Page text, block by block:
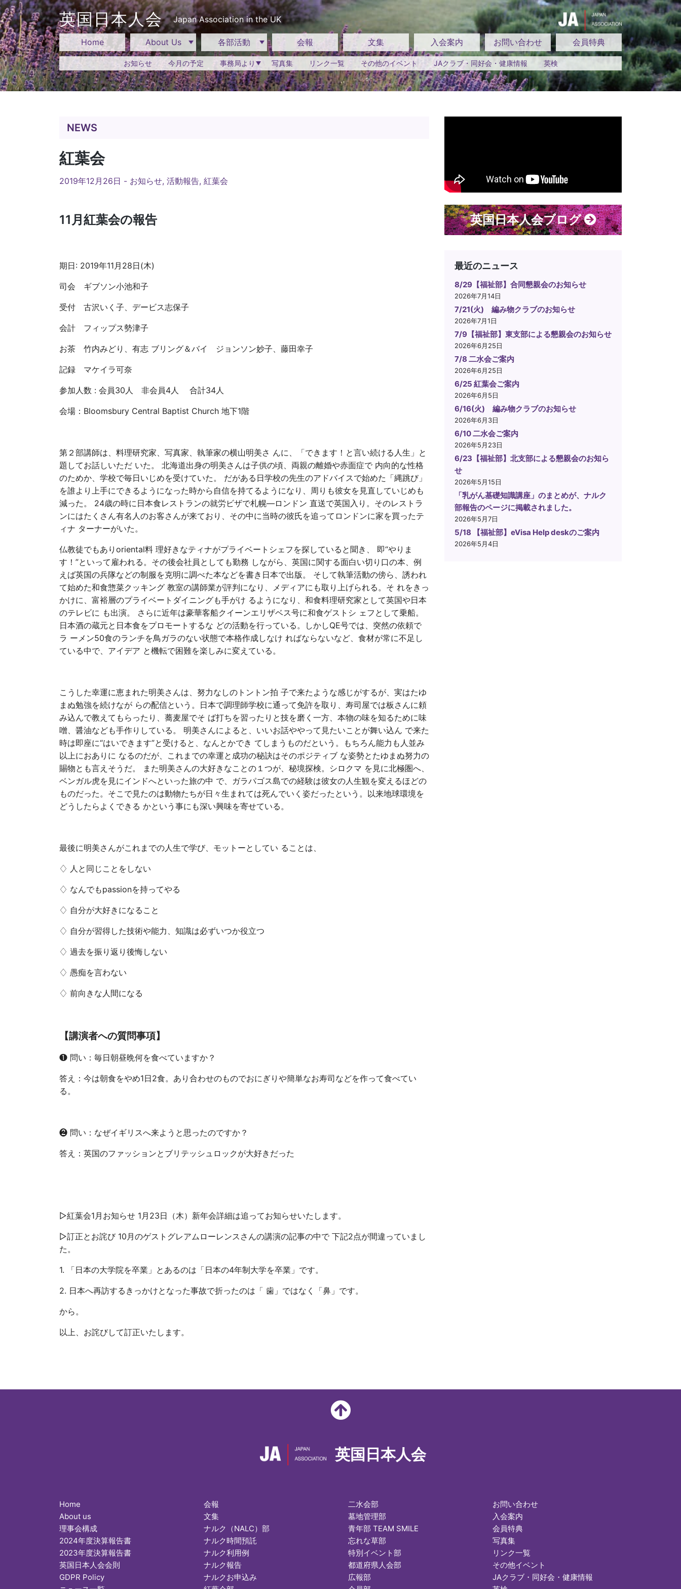
Skip
to
content
英国日本人会 Japan Association in the UK
Home About Us 各部活動 会報 文集 入会案内 お問い合わせ 会員特典
お知らせ 今月の予定 事務局より 写真集 リンク一覧 その他のイベント JAクラブ・同好会・健康情報 英検
NEWS
紅葉会
2019年12月26日 - お知らせ, 活動報告, 紅葉会
11月紅葉会の報告
期日: 2019年11月28日(木)
司会 ギブソン小池和子
受付 古沢いく子、デービス志保子
会計 フィップス勢津子
お茶 竹内みどり、有志 ブリング＆バイ ジョンソン妙子、藤田幸子
記録 マケイラ可奈
参加人数 : 会員30人 非会員4人 合計34人
会場：Bloomsbury Central Baptist Church 地下1階
第２部講師は、料理研究家、写真家、執筆家の横山明美さ んに、「できます！と言い続ける人生」と
題してお話しいただ いた。 北海道出身の明美さんは子供の頃、両親の離婚や赤面症で 内向的な性格
のためか、学校で毎日いじめを受けていた。 だがある日学校の先生のアドバイスで始めた「縄跳び」
を誰より上手にできるようになった時から自信を持てるようになり、周りも彼女を見直していじめも
減った。 24歳の時に日本食レストランの就労ビザで札幌—ロンドン 直送で英国入り。そのレストラ
ンにはたくさん有名人のお客さんが来ており、その中に当時の彼氏を追ってロンドンに家を買ったテ
ィナ ターナーがいた。
仏教徒でもありoriental料 理好きなティナがプライベートシェフを探していると聞き、 即“やりま
す！”といって雇われる。その後会社員としても勤務 しながら、英国に関する面白い切り口の本、例
えば英国の兵隊などの制服を克明に調べた本などを書き日本で出版。 そして執筆活動の傍ら、誘われ
て始めた和食惣菜クッキング 教室の講師業が評判になり、メディアにも取り上げられる。そ れをきっ
かけに、富裕層のプライベートダイニングも手がけ るようになり、和食料理研究家として英国や日本
のテレビに も出演。 さらに近年は豪華客船クイーンエリザベス号に和食ゲストシ ェフとして乗船。
日本酒の蔵元と日本食をプロモートするな どの活動を行っている。しかしQE号では、突然の依頼で
ラ ーメン50食のランチを鳥ガラのない状態で本格作成しなけ ればならないなど、食材が常に不足し
ている中で、アイデア と機転で困難を楽しみに変えている。
こうした幸運に恵まれた明美さんは、努力なしのトントン拍 子で来たような感じがするが、実はたゆ
まぬ勉強を続けなが らの配信という。日本で調理師学校に通って免許を取り、寿司屋では板さんに頼
み込んで教えてもらったり、蕎麦屋でそ ば打ちを習ったりと技を磨く一方、本物の味を知るために味
噌、醤油なども手作りしている。 明美さんによると、いいお話ややって見たいことが舞い込ん で来た
時は即座に“はいできます”と受けると、なんとかでき てしまうものだという。もちろん能力も人並み
以上におありに なるのだが、これまでの幸運と成功の秘訣はそのポジティブ な姿勢とたゆまぬ努力の
賜物とも言えそうだ。 また明美さんの大好きなことの１つが、秘境探検。シロクマ を見に北極圏へ、
ベンガル虎を見にインドへといった旅の中 で、ガラパゴス島での経験は彼女の人生観を変えるほどの
ものだった。そこで見たのは動物たちが日々生まれては死んでいく姿だったという。以来地球環境を
どうしたらよくできる かという事にも深い興味を寄せている。
最後に明美さんがこれまでの人生で学び、モットーとしてい ることは、
♢ 人と同じことをしない
♢ なんでもpassionを持ってやる
♢ 自分が大好きになること
♢ 自分が習得した技術や能力、知識は必ずいつか役立つ
♢ 過去を振り返り後悔しない
♢ 愚痴を言わない
♢ 前向きな人間になる
【講演者への質問事項】
❶ 問い：毎日朝昼晩何を食べていますか？
答え：今は朝食をやめ1日2食。あり合わせのものでおにぎりや簡単なお寿司などを作って食べてい
る。
❷ 問い：なぜイギリスへ来ようと思ったのですか？
答え：英国のファッションとブリテッシュロックが大好きだった
▷紅葉会1月お知らせ 1月23日（木）新年会詳細は追ってお知らせいたします。
▷訂正とお詫び 10月のゲストグレアムローレンスさんの講演の記事の中で 下記2点が間違っていまし
た。
1. 「日本の大学院を卒業」とあるのは「日本の4年制大学を卒業」です。
2. 日本へ再訪するきっかけとなった事故で折ったのは「 歯」ではなく「鼻」です。
から。
以上、お詫びして訂正いたします。
英国日本人会ブログ
最近のニュース
8/29【福祉部】合同懇親会のお知らせ
2026年7月14日
7/21(火) 編み物クラブのお知らせ
2026年7月1日
7/9【福祉部】東支部による懇親会のお知らせ
2026年6月25日
7/8 二水会ご案内
2026年6月25日
6/25 紅葉会ご案内
2026年6月5日
6/16(火) 編み物クラブのお知らせ
2026年6月3日
6/10 二水会ご案内
2026年5月23日
6/23【福祉部】北支部による懇親会のお知ら
せ
2026年5月15日
「乳がん基礎知識講座」のまとめが、ナルク
部報告のページに掲載されました。
2026年5月7日
5/18 【福祉部】eVisa Help deskのご案内
2026年5月4日
英国日本人会
Home
About us
理事会構成
2024年度決算報告書
2023年度決算報告書
英国日本人会会則
GDPR Policy
会報
文集
ナルク（NALC）部
ナルク時間預託
ナルク利用例
ナルク報告
ナルクお申込み
二水会部
墓地管理部
青年部 TEAM SMILE
忘れな草部
特別イベント部
都道府県人会部
広報部
お問い合わせ
入会案内
会員特典
写真集
リンク一覧
その他イベント
JAクラブ・同好会・健康情報